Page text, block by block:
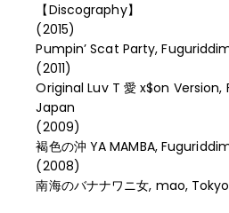
【Discography】
(2015)
Pumpin’ Scat Party,
(2011)
Original Luv T 愛 x$on Version,
Japan
(2009)
褐色の沖 YA MAMBA,
(2008)
南海のバナナワニ女, mao,